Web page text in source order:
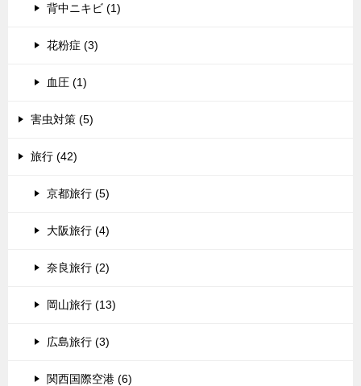
背中ニキビ (1)
花粉症 (3)
血圧 (1)
害虫対策 (5)
旅行 (42)
京都旅行 (5)
大阪旅行 (4)
奈良旅行 (2)
岡山旅行 (13)
広島旅行 (3)
関西国際空港 (6)